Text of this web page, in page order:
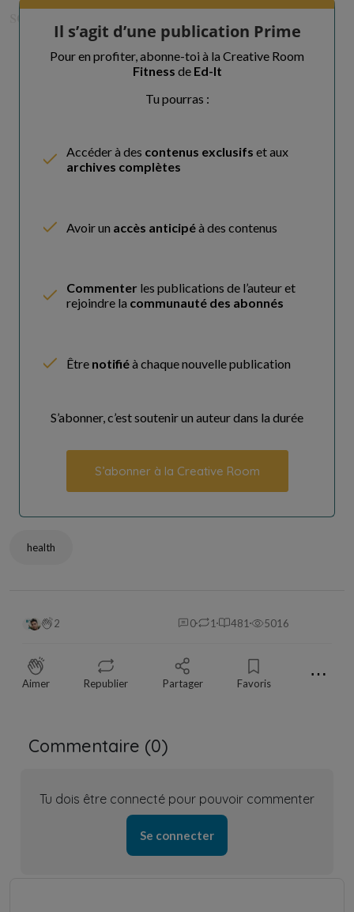
solutions.
Most people require no more than losing two
pounds. A major weight loss problem exists when
people need to shed lots of weight, but doing so
Il s’agit d’une publication Prime
Pour en profiter, abonne-toi à la Creative Room
Fitness de Ed-It
Tu pourras :
Accéder à des contenus exclusifs et aux
archives complètes
Avoir un accès anticipéà des contenus
Commenter les publications de l’auteur et
rejoindre la communauté des abonnés
Être notifiéà chaque nouvelle publication
S’abonner, c’est soutenir un auteur dans la durée
S’abonner à la Creative Room
health
2 0 1 481 5016
Aimer Republier Partager Favoris ⋯
Commentaire (0)
Tu dois être connecté pour pouvoir commenter
Se connecter